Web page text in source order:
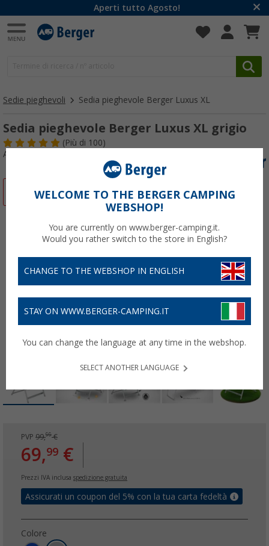
Aperti tutto Agosto!
Sedie pieghevoli Sedia pieghevole Berger Luxus XL
Sedia pieghevole Berger Luxus XL grigio
(Più di 100)
Articolo n: 729730
-30%
PVP 99,99€
69,99 €
Prezzi IVA inclusa spedizione gratuita
Assicurati un coupon del 5% con la tua carta fedeltà
Colore
WELCOME TO THE BERGER CAMPING
WEBSHOP!
You are currently on www.berger-camping.it.
Would you rather switch to the store in English?
CHANGE TO THE WEBSHOP IN ENGLISH
STAY ON WWW.BERGER-CAMPING.IT
You can change the language at any time in the webshop.
SELECT ANOTHER LANGUAGE